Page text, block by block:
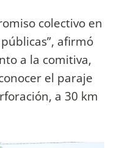
colectivo en
afirmó
a la comitiva,
el paraje
a 30 km